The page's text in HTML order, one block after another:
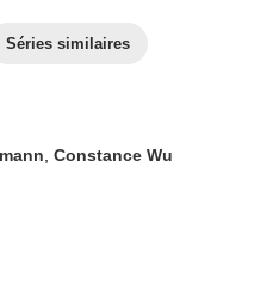
Séries similaires
Constance Wu